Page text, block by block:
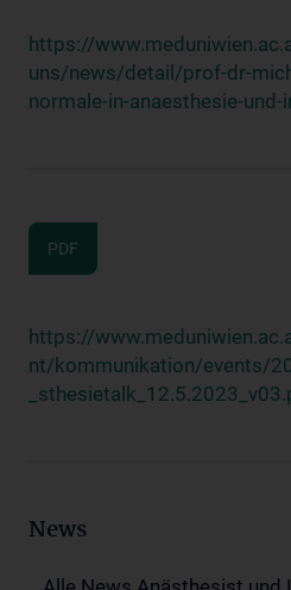
https://
uns/news/detail/prof-dr-
normale-in-anaesthesie-
PDF
https://
nt/kommunikation/events/
News